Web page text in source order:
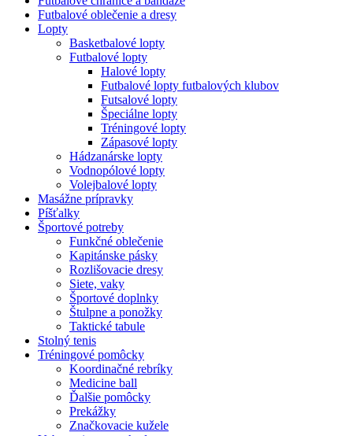
Futbalové oblečenie a dresy
Lopty
Basketbalové lopty
Futbalové lopty
Halové lopty
Futbalové lopty futbalových klubov
Futsalové lopty
Špeciálne lopty
Tréningové lopty
Zápasové lopty
Hádzanárske lopty
Vodnopólové lopty
Volejbalové lopty
Masážne prípravky
Píšťalky
Športové potreby
Funkčné oblečenie
Kapitánske pásky
Rozlišovacie dresy
Siete, vaky
Športové doplnky
Štulpne a ponožky
Taktické tabule
Stolný tenis
Tréningové pomôcky
Koordinačné rebríky
Medicine ball
Ďalšie pomôcky
Prekážky
Značkovacie kužele